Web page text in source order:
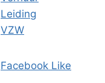
Leiding
VZW
Facebook Like